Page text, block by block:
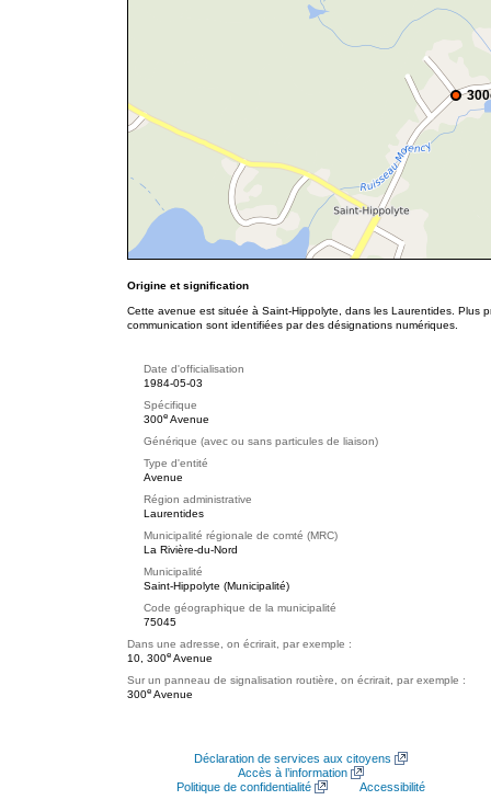
Origine et signification
Cette avenue est située à Saint-Hippolyte, dans les Laurentides. Plus
communication sont identifiées par des désignations numériques.
Date d'officialisation
1984-05-03
Spécifique
300e Avenue
Générique (avec ou sans particules de liaison)
Type d'entité
Avenue
Région administrative
Laurentides
Municipalité régionale de comté (MRC)
La Rivière-du-Nord
Municipalité
Saint-Hippolyte (Municipalité)
Code géographique de la municipalité
75045
Dans une adresse, on écrirait, par exemple :
10, 300e Avenue
Sur un panneau de signalisation routière, on écrirait, par exemple :
300e Avenue
Déclaration de services aux citoyens
Accès à l’information
Politique de confidentialité
Accessibilité